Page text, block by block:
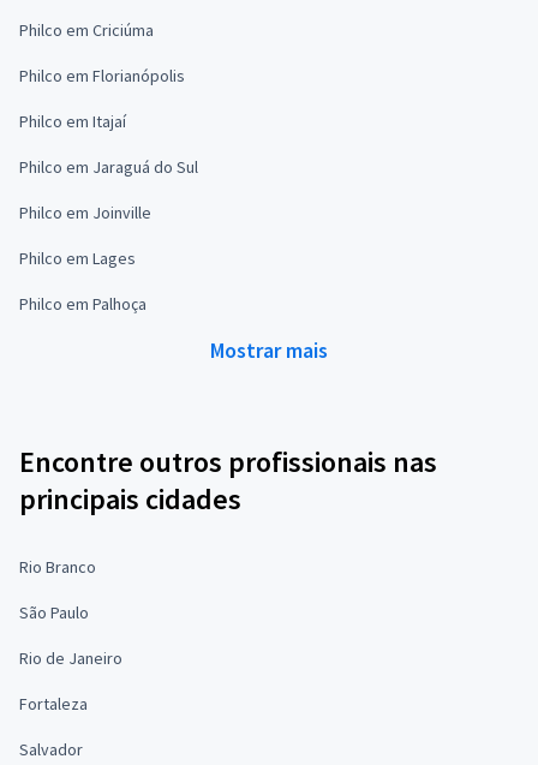
Philco em Criciúma
Philco em Florianópolis
Philco em Itajaí
Philco em Jaraguá do Sul
Philco em Joinville
Philco em Lages
Philco em Palhoça
Mostrar mais
Encontre outros profissionais nas
principais cidades
Rio Branco
São Paulo
Rio de Janeiro
Fortaleza
Salvador